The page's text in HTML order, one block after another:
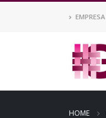
EMPRESA
HOME